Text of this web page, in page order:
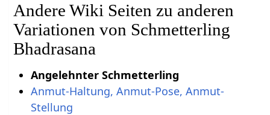
Andere Wiki Seiten zu anderen
Variationen von Schmetterling
Bhadrasana
Angelehnter Schmetterling
Anmut-Haltung, Anmut-Pose, Anmut-
Stellung